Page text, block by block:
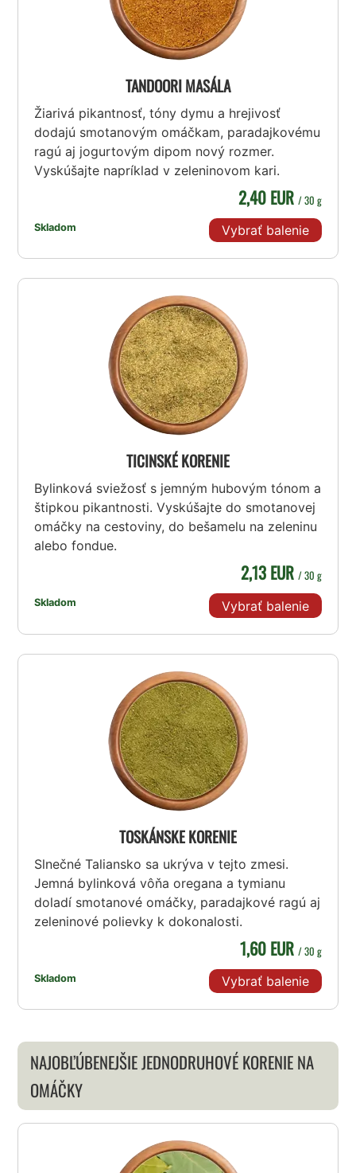
TANDOORI MASÁLA
Žiarivá pikantnosť, tóny dymu a hrejivosť
dodajú smotanovým omáčkam, paradajkovému
ragú aj jogurtovým dipom nový rozmer.
Vyskúšajte napríklad v zeleninovom kari.
Skladom
2,40 EUR / 30 g
Vybrať balenie
TICINSKÉ KORENIE
Bylinková sviežosť s jemným hubovým tónom a
štipkou pikantnosti. Vyskúšajte do smotanovej
omáčky na cestoviny, do bešamelu na zeleninu
alebo fondue.
Skladom
2,13 EUR / 30 g
Vybrať balenie
TOSKÁNSKE KORENIE
Slnečné Taliansko sa ukrýva v tejto zmesi.
Jemná bylinková vôňa oregana a tymianu
doladí smotanové omáčky, paradajkové ragú aj
zeleninové polievky k dokonalosti.
Skladom
1,60 EUR / 30 g
Vybrať balenie
NAJOBĽÚBENEJŠIE JEDNODRUHOVÉ KORENIE NA
OMÁČKY